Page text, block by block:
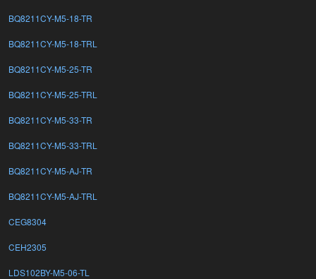
BQ8211CY-M5-18-TR
BQ8211CY-M5-18-TRL
BQ8211CY-M5-25-TR
BQ8211CY-M5-25-TRL
BQ8211CY-M5-33-TR
BQ8211CY-M5-33-TRL
BQ8211CY-M5-AJ-TR
BQ8211CY-M5-AJ-TRL
CEG8304
CEH2305
LDS102BY-M5-06-TL